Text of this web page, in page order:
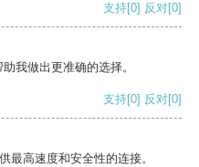
支持[0] 反对[0]
我做出更准确的选择。
支持[0] 反对[0]
最高速度和安全性的连接。